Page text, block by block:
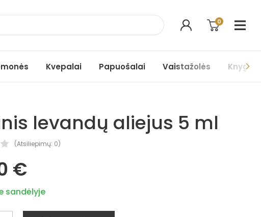
0
Kvepalai Papuošalai Vaistažolės Knygos
levandų aliejus 5 ml
(Atsiliepimų: 0)
€
sandėlyje